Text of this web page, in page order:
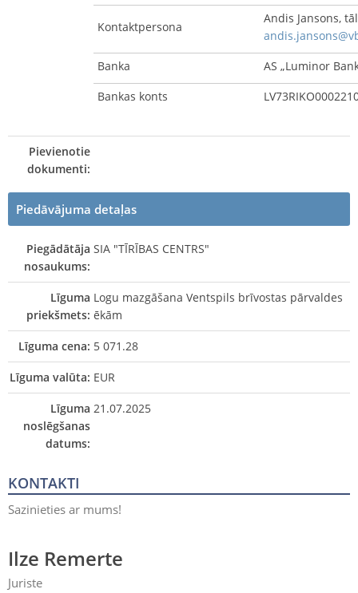
Kontaktpersona
Andis Jansons,
Banka
AS „Luminor
Bankas konts
Pievienotie
dokumenti:
Piedāvājuma detaļas
Piegādātāja
nosaukums:
SIA "TĪRĪBAS CENTRS"
Līguma
priekšmets:
Logu mazgāšana Ventspils brīvostas pārvaldes
ēkām
Līguma cena: 5 071.28
Līguma valūta: EUR
Līguma
noslēgšanas
datums:
21.07.2025
KONTAKTI
Sazinieties ar mums!
Ilze Remerte
Juriste